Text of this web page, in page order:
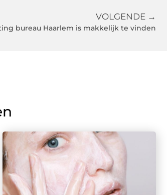
VOLGENDE →
bureau Haarlem is makkelijk te vinden